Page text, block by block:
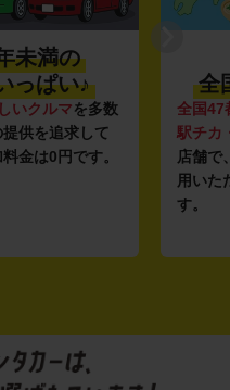
未満の
っぱい♪
いクルマを多数
供を追求して
金は0円です。
全
全国47
駅チカ
店舗で
用いた
す。